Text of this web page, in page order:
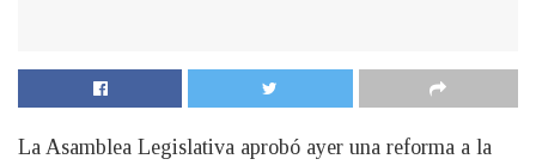
La Asamblea Legislativa aprobó ayer una reforma a la